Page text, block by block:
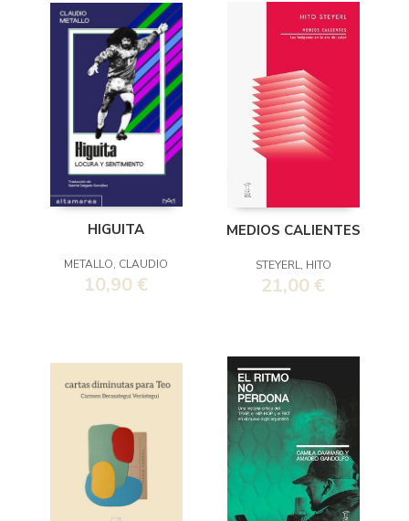
HIGUITA
METALLO, CLAUDIO
10,90 €
MEDIOS CALIENTES
STEYERL, HITO
21,00 €